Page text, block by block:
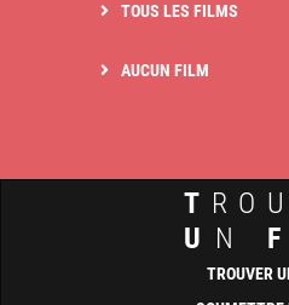
TOUS LES FILMS
AUCUN FILM
T
U N F
TROUVER